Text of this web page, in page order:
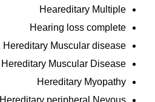
Heareditary Multiple
Hearing loss complete
Hereditary Muscular disease
Hereditary Muscular Disease
Hereditary Myopathy
Hereditary peripheral Nevous